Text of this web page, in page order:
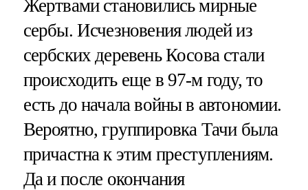
Жертвами становились мирные
сербы. Исчезновения людей из
сербских деревень Косова стали
происходить еще в 97-м году, то
есть до начала войны в автономии.
Вероятно, группировка Тачи была
причастна к этим преступлениям.
Да и после окончания